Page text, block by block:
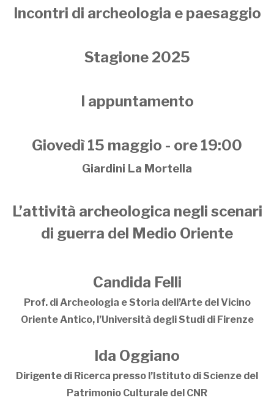
Incontri di archeologia e paesaggio
Stagione 2025
I appuntamento
Giovedì 15 maggio - ore 19:00
Giardini La Mortella
L’attività archeologica negli scenari
di guerra del Medio Oriente
Candida Felli
Prof. di Archeologia e Storia dell’Arte del Vicino
Oriente Antico, l’Università degli Studi di Firenze
Ida Oggiano
Dirigente di Ricerca presso l’Istituto di Scienze del
Patrimonio Culturale del CNR